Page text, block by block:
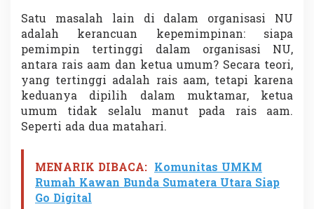
Satu masalah lain di dalam organisasi NU
adalah kerancuan kepemimpinan: siapa
pemimpin tertinggi dalam organisasi NU,
antara rais aam dan ketua umum? Secara teori,
yang tertinggi adalah rais aam, tetapi karena
keduanya dipilih dalam muktamar, ketua
umum tidak selalu manut pada rais aam.
Seperti ada dua matahari.
MENARIK DIBACA: Komunitas UMKM
Rumah Kawan Bunda Sumatera Utara Siap
Go Digital